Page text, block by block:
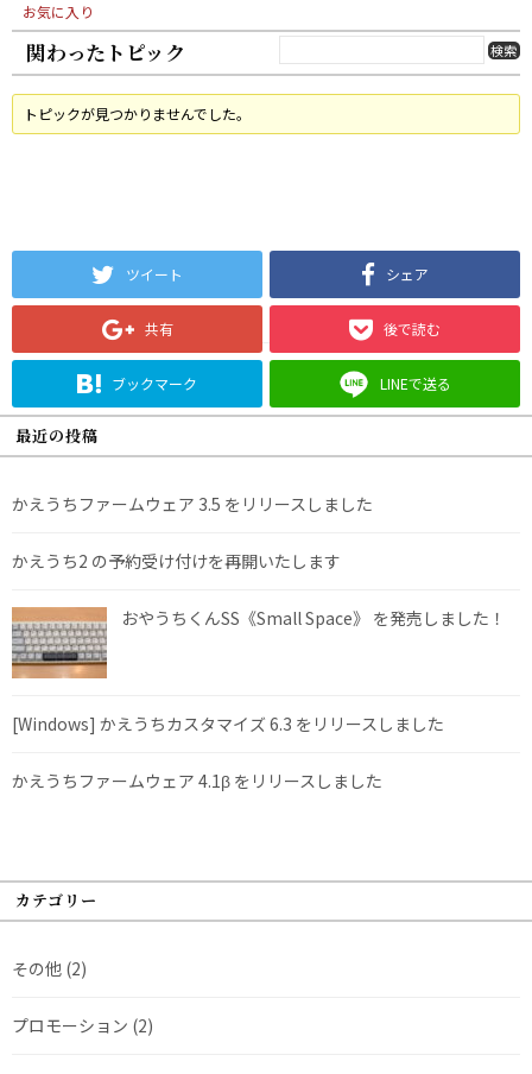
お気に入り
関わったトピック
トピックが見つかりませんでした。
ツイート シェア
共有 後で読む
ブックマーク LINEで送る
最近の投稿
かえうちファームウェア 3.5 をリリースしました
かえうち2 の予約受け付けを再開いたします
おやうちくんSS《Small Space》 を発売しました！
[Windows] かえうちカスタマイズ 6.3 をリリースしました
かえうちファームウェア 4.1β をリリースしました
カテゴリー
その他 (2)
プロモーション (2)